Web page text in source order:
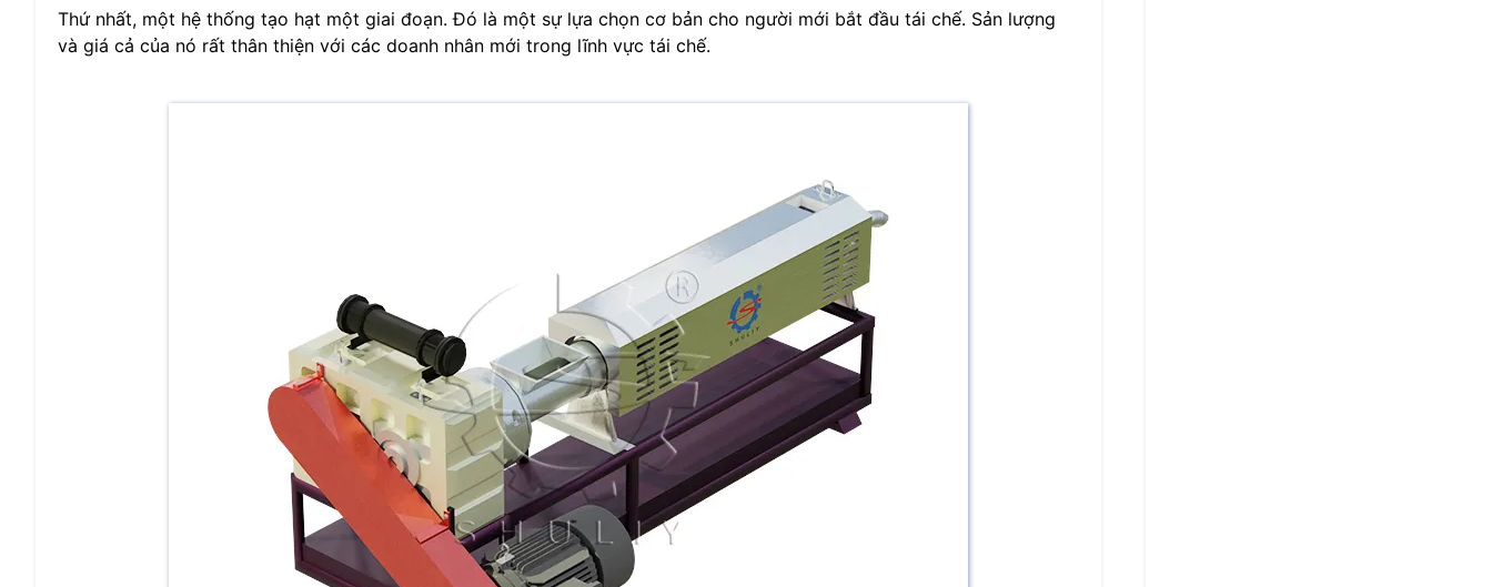
Thứ nhất, một hệ thống tạo hạt một giai đoạn. Đó là một sự lựa chọn cơ bản cho người mới bắt đầu tái chế. Sản lượng
và giá cả của nó rất thân thiện với các doanh nhân mới trong lĩnh vực tái chế.